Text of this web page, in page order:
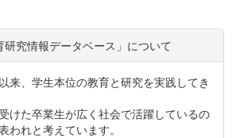
研究情報データベース」について
来、学生本位の教育と研究を実践してき
けた卒業生が広く社会で活躍しているの
われと考えています。